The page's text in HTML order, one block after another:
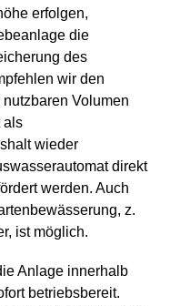
erfolgen,
die
des
wir den
Volumen
als
wieder
direkt
werden. Auch
z.
ist möglich.
Anlage innerhalb
betriebsbereit.